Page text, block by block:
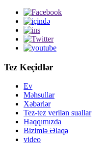
Tez Keçidlər
Ev
Məhsullar
Xəbərlər
Tez-tez verilən suallar
Haqqımızda
Bizimlə Əlaqə
video